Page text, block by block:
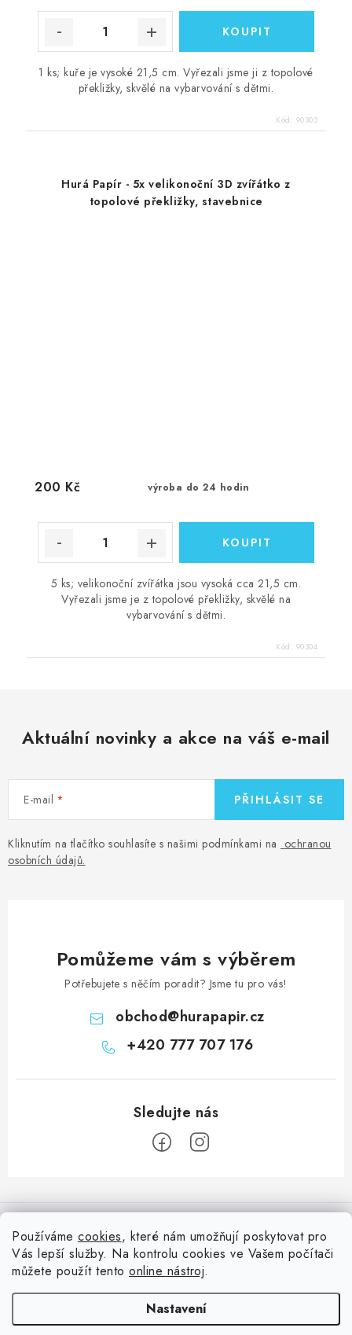
Používáme cookies, které nám umožňují poskytovat pro
Vás lepší služby. Na kontrolu cookies ve Vašem počítači
můžete použít tento online nástroj.
Nastavení
1 ks; kuře je vysoké 21,5 cm. Vyřezali jsme ji z topolové
překližky, skvělé na vybarvování s dětmi.
Kód: 90303
Hurá Papír - 5x velikonoční 3D zvířátko z
topolové překližky, stavebnice
výroba do 24 hodin
200 Kč
5 ks; velikonoční zvířátka jsou vysoká cca 21,5 cm.
Vyřezali jsme je z topolové překližky, skvělé na
vybarvování s dětmi.
Kód: 90304
Aktuální novinky a akce na váš e-mail
E-mail
Kliknutím na tlačítko souhlasíte s našimi podmínkami na ochranou
osobních údajů.
PŘIHLÁSIT SE
Pomůžeme vám s výběrem
Potřebujete s něčím poradit? Jsme tu pro vás!
obchod@hurapapir.cz
+420 777 707 176
á
Doprava
Nepřehlédněte
Blog s nápady a návody
Slovník pojmů, české návody